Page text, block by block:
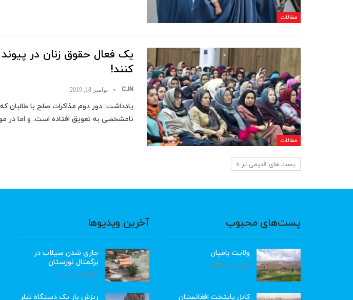
مقالات
مقالات
یک فعال حقوق زنان در
کنند!
CJN نوامبر 18, 2019
یادداشت: دور دوم مذاکرات صلح با طالبان که
نامشخصی به تعویق افتاده است. و اما در
پست های قدیمی تر
پست‌های محبوب
ولایت بامیان
آگوست 6, 2026
کابل پایتخت افغانستان
آخرین ویدیوها
جاری شدن سیلاب در
برگمتال نورستان
آگوست 6, 2026
ریزش بار یک دستگاه تیلر